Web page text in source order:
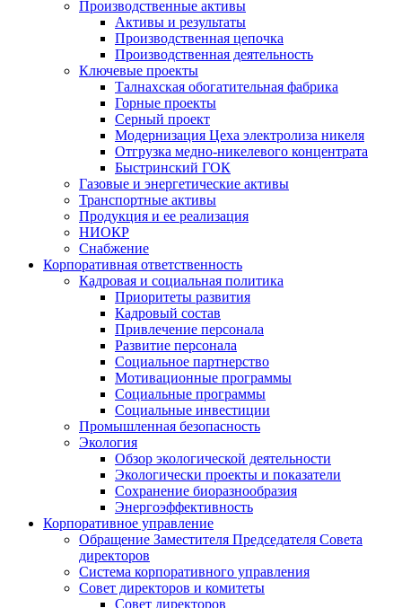
Производственные активы
Активы и результаты
Производственная цепочка
Производственная деятельность
Ключевые проекты
Талнахская обогатительная фабрика
Горные проекты
Серный проект
Модернизация Цеха электролиза никеля
Отгрузка медно-никелевого концентрата
Быстринский ГОК
Газовые и энергетические активы
Транспортные активы
Продукция и ее реализация
НИОКР
Снабжение
Корпоративная ответственность
Кадровая и социальная политика
Приоритеты развития
Кадровый состав
Привлечение персонала
Развитие персонала
Социальное партнерство
Мотивационные программы
Социальные программы
Социальные инвестиции
Промышленная безопасность
Экология
Обзор экологической деятельности
Экологически проекты и показатели
Сохранение биоразнообразия
Энергоэффективность
Корпоративное управление
Обращение Заместителя Председателя Совета
директоров
Система корпоративного управления
Совет директоров и комитеты
Совет директоров